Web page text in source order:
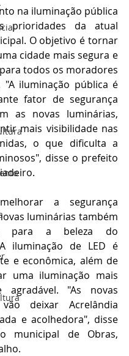
na iluminação pública
prioridades da atual
O objetivo é tornar
cidade mais segura e
todos os moradores
"A iluminação pública é
fator de segurança
as novas luminárias,
mais visibilidade nas
o que dificulta a
disse o prefeito
a segurança
luminárias também
para a beleza do
iluminação de LED é
e econômica, além de
uma iluminação mais
agradável. "As novas
deixar Acrelândia
e acolhedora", disse
municipal de Obras,